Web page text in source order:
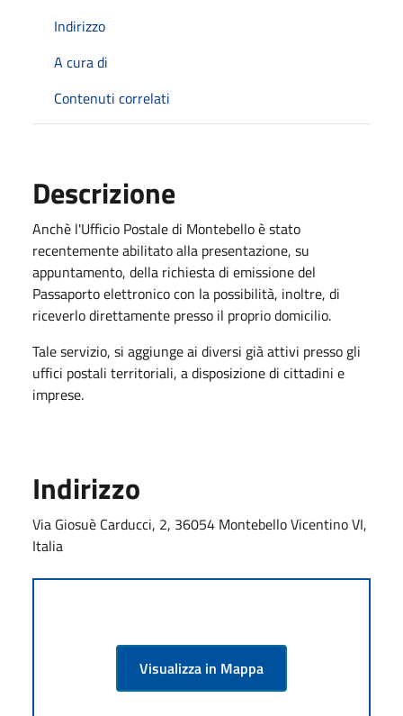
Indirizzo
A cura di
Contenuti correlati
Descrizione
Anchè l'Ufficio Postale di Montebello è stato
recentemente abilitato alla presentazione, su
appuntamento, della richiesta di emissione del
Passaporto elettronico con la possibilità, inoltre, di
riceverlo direttamente presso il proprio domicilio.
Tale servizio, si aggiunge ai diversi già attivi presso gli
uffici postali territoriali, a disposizione di cittadini e
imprese.
Indirizzo
Via Giosuè Carducci, 2, 36054 Montebello Vicentino VI,
Italia
Visualizza in Mappa